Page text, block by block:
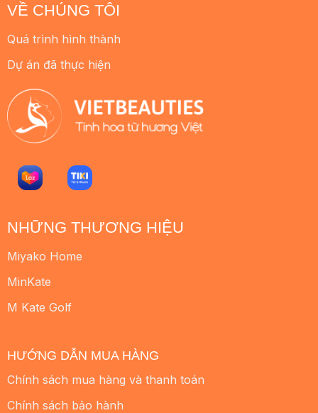
VỀ CHÚNG TÔI
Quá trình hình thành
Dự án đã thực hiện
NHỮNG THƯƠNG HIỆU
Miyako Home
MinKate
M Kate Golf
HƯỚNG DẪN MUA HÀNG
Chính sách mua hàng và thanh toán
Chính sách bảo hành